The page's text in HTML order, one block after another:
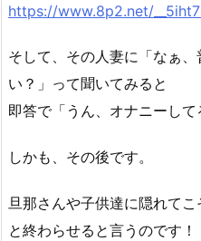
https://www.8p2.net/
そして、その人妻に「なぁ
い？」って聞いてみると
即答で「うん、オナニーして
しかも、その後です。
旦那さんや子供達に隠れて
と終わらせると言うのです！